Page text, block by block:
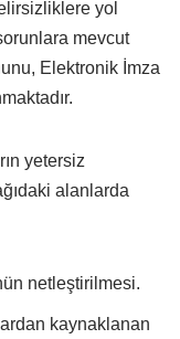
yol
mevcut
Elektronik İmza
yetersiz
alanlarda
netleştirilmesi.
kaynaklanan